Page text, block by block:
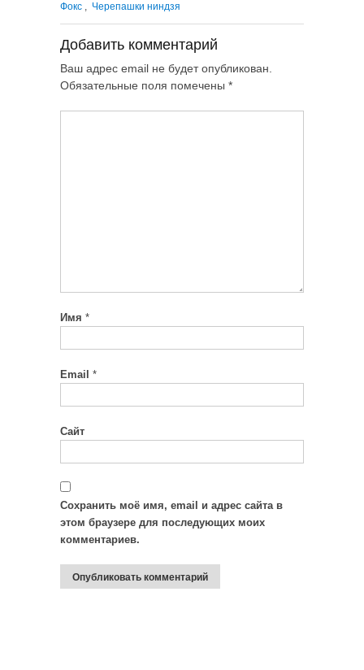
Фокс
Черепашки ниндзя
Добавить комментарий
Ваш адрес email не будет опубликован.
Обязательные поля помечены *
Имя *
Email *
Сайт
Сохранить моё имя, email и адрес сайта в
этом браузере для последующих моих
комментариев.